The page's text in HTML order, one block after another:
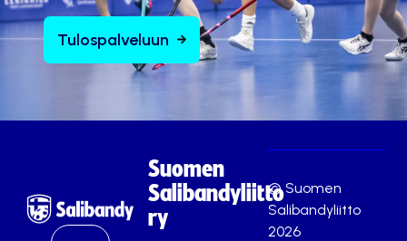
Tulospalveluun
Suomen
Salibandyliitto
ry
© Suomen
Salibandyliitto
2026